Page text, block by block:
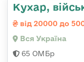
Кухар,
від 20000 до
Вся Україна
65 ОМБр